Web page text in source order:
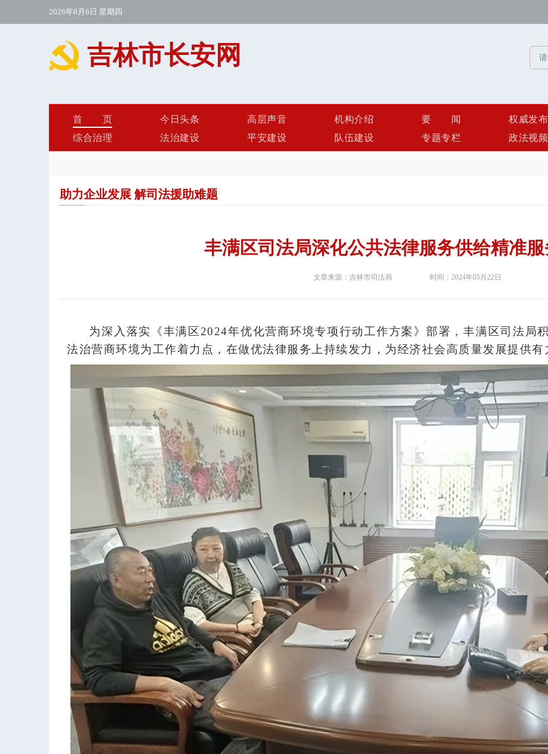
2026年8月6日 星期四
吉林市长安网
首页 今日头条 高层声音 机构介绍 要闻 权威发布
综合治理
法治建设 平安建设 队伍建设 专题专栏 政法视频
助力企业发展 解司法援助难题
丰满区司法局深化公共法律服务供给精准
文章来源： 吉林市司法局 时间： 2024年05月22日
为深入落实《丰满区2024年优化营商环境专项行动工作方案》部署，丰满区司法局
法治营商环境为工作着力点，在做优法律服务上持续发力，为经济社会高质量发展提供有